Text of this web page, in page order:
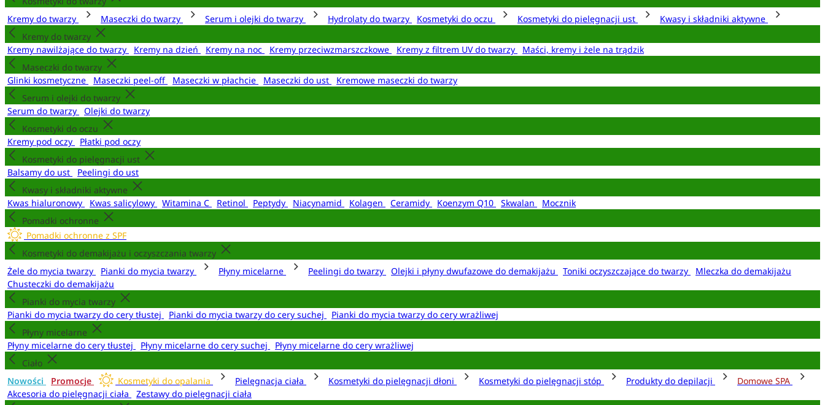
Kremy do twarzy
Maseczki do twarzy Serum i olejki do twarzy Hydrolaty do twarzy Kosmetyki do oczu Kosmetyki do pielęgnacji ust
Kwasy i składniki aktywne
Kremy do twarzy
Kremy nawilżające do twarzy
Kremy na dzień Kremy na noc Kremy przeciwzmarszczkowe Kremy z filtrem UV do twarzy
Maści, kremy i żele na trądzik
Maseczki do twarzy
Glinki kosmetyczne
Maseczki peel-off Maseczki w płachcie Maseczki do ust
Kremowe maseczki do twarzy
Serum i olejki do twarzy
Serum do twarzy
Olejki do twarzy
Kosmetyki do oczu
Kremy pod oczy
Płatki pod oczy
Kosmetyki do pielęgnacji ust
Balsamy do ust
Peelingi do ust
Kwasy i składniki aktywne
Kwas hialuronowy
Kwas salicylowy Witamina C Retinol Peptydy Niacynamid Kolagen Ceramidy Koenzym Q10 Skwalan
Mocznik
Pomadki ochronne
Pomadki ochronne z SPF
Kosmetyki do demakijażu i oczyszczania twarzy
Żele do mycia twarzy
Pianki do mycia twarzy Płyny micelarne Peelingi do twarzy Olejki i płyny dwufazowe do demakijażu Toniki oczyszczające do twarzy
Mleczka do demakijażu
Chusteczki do demakijażu
Pianki do mycia twarzy
Pianki do mycia twarzy do cery tłustej
Pianki do mycia twarzy do cery suchej
Pianki do mycia twarzy do cery wrażliwej
Płyny micelarne
Płyny micelarne do cery tłustej
Płyny micelarne do cery suchej
Płyny micelarne do cery wrażliwej
Ciało
Nowości
Promocje Kosmetyki do opalania Pielęgnacja ciała Kosmetyki do pielęgnacji dłoni Kosmetyki do pielęgnacji stóp Produkty do depilacji
Domowe SPA
Akcesoria do pielęgnacji ciała
Zestawy do pielęgnacji ciała